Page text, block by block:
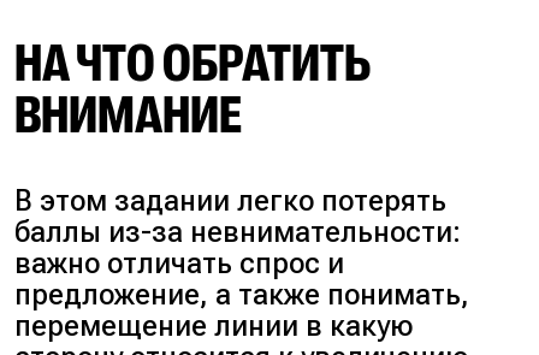
НА ЧТО ОБРАТИТЬ
ВНИМАНИЕ
В этом задании легко потерять
баллы из-за невнимательности:
важно отличать спрос и
предложение, а также понимать,
перемещение линии в какую